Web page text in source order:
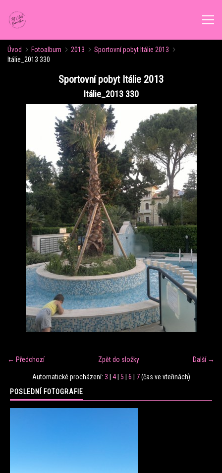
ÚVOD
ROZVRH CVIČENÍ
KALENDÁŘ AKCÍ
FORMY CVIČENÍ
VÝŽIVOVÉ PORADENSTVÍ
FITNESS TRÉNINK
VERONIKA FRÁNOVÁ
FIT CLUB VERONIKA
KONTAKT
FOTOALBUM
KE STAŽENÍ
Úvod Fotoalbum 2013
Sportovní pobyt Itálie 2013
Itálie_2013 330
Sportovní pobyt Itálie 2013
Itálie_2013 330
← Předchozí Další →
Zpět do složky
Automatické procházení: 3 4| 5 6 7(čas ve vteřinách)
POSLEDNÍ FOTOGRAFIE